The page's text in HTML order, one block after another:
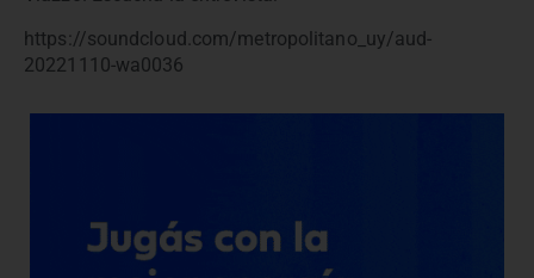
https://soundcloud.com/metropolitano_uy/aud-
20221110-wa0036